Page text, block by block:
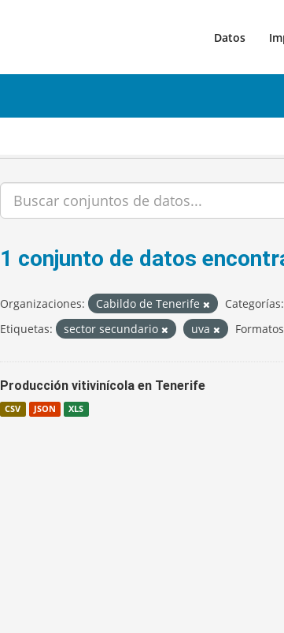
Datos
1 conjunto de datos
Organizaciones: Cabildo de Tenerife Categorías:
Etiquetas:
sector secundario uva
Producción vitivinícola en Tenerife
CSV JSON XLS